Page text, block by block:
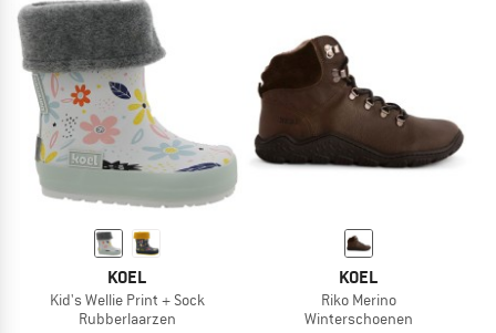
KOEL
Kid's Wellie Print + Sock
Rubberlaarzen
KOEL
Riko Merino
Winterschoenen